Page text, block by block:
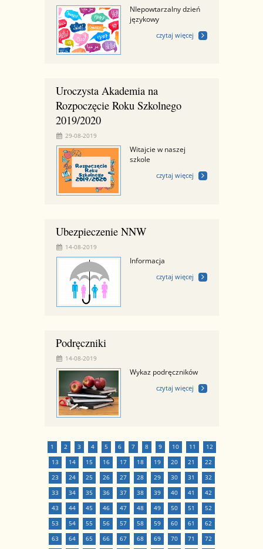
NIepowtarzalny dzień
językowy
czytaj więcej
Uroczysta Akademia na
Rozpoczęcie Roku Szkolnego
2019/2020
29-08-2019
Witajcie w naszej
szkole
czytaj więcej
Ubezpieczenie NNW
14-08-2019
Informacja
czytaj więcej
Podręczniki
14-08-2019
Wykaz podręczników
czytaj więcej
1 2 3 4 5 6 7 8 9 10 11
12
13
14 15 16 17 18 19 20 21
22
23
24 25 26 27 28 29 30 31
32
33
34 35 36 37 38 39 40 41
42
43
44 45 46 47 48 49 50 51
52
53
54 55 56 57 58 59 60 61
62
63
64 65 66 67 68 69 70 71
72